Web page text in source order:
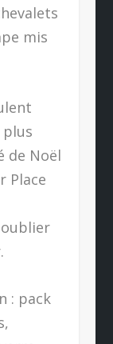
mis
plus
de Noël
Place
: pack